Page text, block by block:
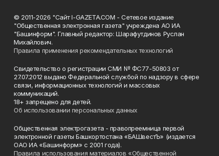
© 2011-2026 "Сайт I-GAZETA.COM - Сетевое издание
"Общественная электронная газета" учреждена АО ИА
"Башинформ". Главный редактор: Шарафутдинов Руслан
Михайлович.
Правила применения рекомендательных технологий
Свидетельство о регистрации СМИ № ФС77-50803 от
27.07.2012 выдано Федеральной службой по надзору в сфере
связи, информационных технологий и массовых
коммуникаций.
18+ запрещено для детей.
Об использовании персональных данных
Общественная электрогазета - правопреемница первой
электронной газеты Башкортостана «БАШвестЪ» (издается
ОАО ИА «Башинформ» с 2001 года).
Правила использования материалов «Общественной